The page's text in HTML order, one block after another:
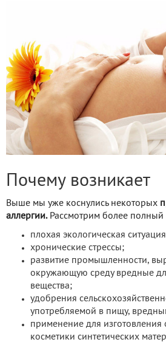
Почему возникает
Выше мы уже коснулись некоторых
аллергии.Рассмотрим более полный
плохая экологическая
хронические стрессы;
развитие промышленности,
окружающую среду вредные
вещества;
удобрения
употребляемой в пищу,
применение для
косметики синтетических